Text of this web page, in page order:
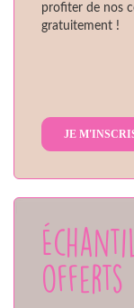
profiter de nos
gratuitement !
JE
offerts